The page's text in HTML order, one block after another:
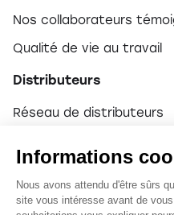
Nos collaborateurs
Qualité de vie au travail
Distributeurs
Réseau de distributeurs
© 2026 ESII
Informations
Nous avons attendu d'être sûrs
site vous intéresse avant de vous